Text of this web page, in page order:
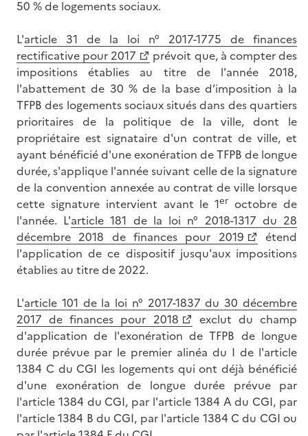
50 % de logements sociaux.
L'article 31 de la loi n° 2017-1775 de finances
rectificative pour 2017
prévoit que, à compter des
impositions établies au titre de l'année 2018,
l'abattement de 30 % de la base d’imposition à la
TFPB des logements sociaux situés dans des quartiers
prioritaires de la politique de la ville, dont le
propriétaire est signataire d'un contrat de ville, et
ayant bénéficié d'une exonération de TFPB de longue
durée, s'applique l'année suivant celle de la signature
de la convention annexée au contrat de ville lorsque
cette signature intervient avant le 1er octobre de
l'année. L'article 181 de la loi n° 2018-1317 du 28
décembre 2018 de finances pour 2019
étend
l'application de ce dispositif jusqu'aux impositions
établies au titre de 2022.
L'article 101 de la loi n° 2017-1837 du 30 décembre
2017 de finances pour 2018
exclut du champ
d'application de l'exonération de TFPB de longue
durée prévue par le premier alinéa du I de l'article
1384 C du CGI les logements qui ont déjà bénéficié
d'une exonération de longue durée prévue par
l'article 1384 du CGI, par l'article 1384 A du CGI, par
l'article 1384 B du CGI, par l'article 1384 C du CGI ou